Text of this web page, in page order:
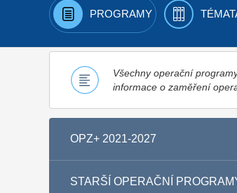
PROGRAMY
Všechny operační
informace o zaměření
OPZ+ 2021-2027
STARŠÍ OPERAČNÍ